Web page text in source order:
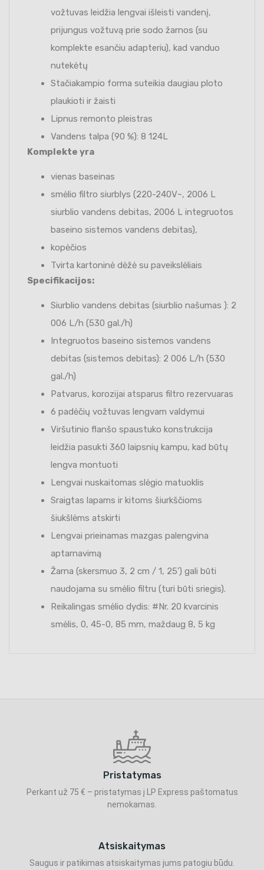
vožtuvas leidžia lengvai išleisti vandenį,
prijungus vožtuvą prie sodo žarnos (su
komplekte esančiu adapteriu), kad vanduo
nutekėtų
Stačiakampio forma suteikia daugiau ploto
plaukioti ir žaisti
Lipnus remonto pleistras
Vandens talpa (90 %): 8 124L
Komplekte yra
vienas baseinas
smėlio filtro siurblys (220-240V~, 2006 L
siurblio vandens debitas, 2006 L integruotos
baseino sistemos vandens debitas),
kopėčios
Tvirta kartoninė dėžė su paveikslėliais
Specifikacijos:
Siurblio vandens debitas (siurblio našumas ): 2
006 L/h (530 gal./h)
Integruotos baseino sistemos vandens
debitas (sistemos debitas): 2 006 L/h (530
gal./h)
Patvarus, korozijai atsparus filtro rezervuaras
6 padėčių vožtuvas lengvam valdymui
Viršutinio flanšo spaustuko konstrukcija
leidžia pasukti 360 laipsnių kampu, kad būtų
lengva montuoti
Lengvai nuskaitomas slėgio matuoklis
Sraigtas lapams ir kitoms šiurkščioms
šiukšlėms atskirti
Lengvai prieinamas mazgas palengvina
aptarnavimą
Žarna (skersmuo 3, 2 cm / 1, 25') gali būti
naudojama su smėlio filtru (turi būti sriegis).
Reikalingas smėlio dydis: #Nr. 20 kvarcinis
smėlis, 0, 45-0, 85 mm, maždaug 8, 5 kg
Pristatymas
Perkant už 75 € – pristatymas į LP Express paštomatus
nemokamas.
Atsiskaitymas
Saugus ir patikimas atsiskaitymas jums patogiu būdu.